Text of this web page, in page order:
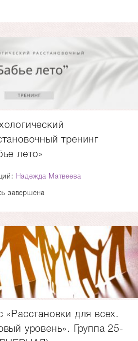
тренинг
лето»
Надежда Матвеева
завершена
«Расстановки для всех.
уровень». Группа 25-